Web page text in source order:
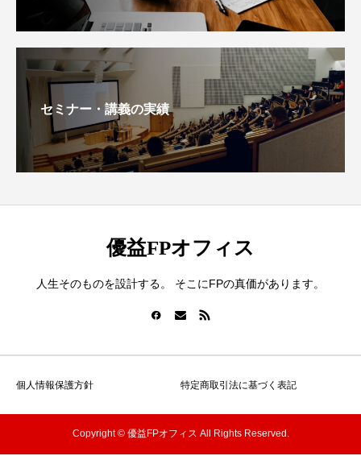
セミナー・講義の実績
優益FPオフィス
人生そのものを設計する。 そこにFPの真価があります。
個人情報保護方針 特定商取引法に基づく表記
Copyright © 優益FPオフィス All Rights Reserved.